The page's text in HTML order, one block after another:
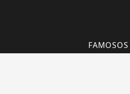
FAMOSOS